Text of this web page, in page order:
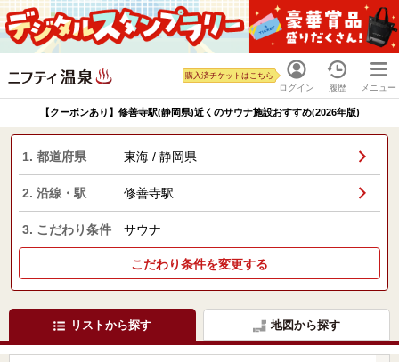
ログイン
購入済チケットはこちら
履歴 メニュー
【クーポンあり】修善寺駅(静岡県)近くのサウナ施設おすすめ(2026年版)
1. 都道府県 東海 / 静岡県
2. 沿線・駅 修善寺駅
3. こだわり条件 サウナ
こだわり条件を変更する
リストから探す 地図から探す